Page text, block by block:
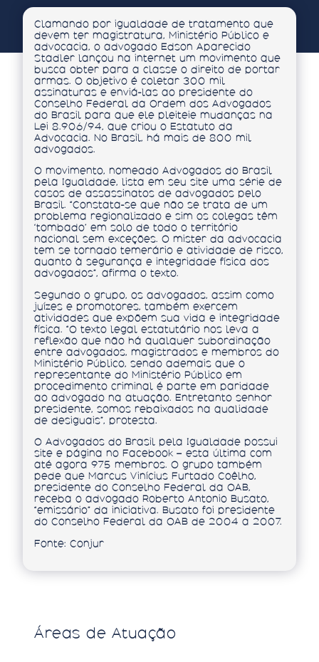
Clamando por igualdade de tratamento que
devem ter magistratura, Ministério Público e
advocacia, o advogado Edson Aparecido
Stadler lançou na internet um movimento que
busca obter para a classe o direito de portar
armas. O objetivo é coletar 300 mil
assinaturas e enviá-las ao presidente do
Conselho Federal da Ordem dos Advogados
do Brasil para que ele pleiteie mudanças na
Lei 8.906/94, que criou o Estatuto da
Advocacia. No Brasil, há mais de 800 mil
advogados.
O movimento, nomeado Advogados do Brasil
pela Igualdade, lista em seu site uma série de
casos de assassinatos de advogados pelo
Brasil. “Constata-se que não se trata de um
problema regionalizado e sim os colegas têm
‘tombado’ em solo de todo o território
nacional sem exceções. O mister da advocacia
tem se tornado temerário e atividade de risco,
quanto à segurança e integridade física dos
advogados”, afirma o texto.
Segundo o grupo, os advogados, assim como
juízes e promotores, também exercem
atividades que expõem sua vida e integridade
física. “O texto legal estatutário nos leva a
reflexão que não há qualquer subordinação
entre advogados, magistrados e membros do
Ministério Público, sendo ademais que o
representante do Ministério Público em
procedimento criminal é parte em paridade
ao advogado na atuação. Entretanto senhor
presidente, somos rebaixados na qualidade
de desiguais”, protesta.
O Advogados do Brasil pela Igualdade possui
site e página no Facebook – esta última com
até agora 975 membros. O grupo também
pede que Marcus Vinícius Furtado Coêlho,
presidente do Conselho Federal da OAB,
receba o advogado Roberto Antonio Busato,
“emissário” da iniciativa. Busato foi presidente
do Conselho Federal da OAB de 2004 a 2007.
Fonte: Conjur
Áreas de Atuação